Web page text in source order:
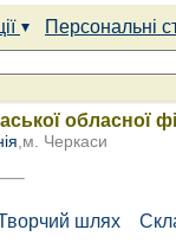
Персональні
обласної
,м. Черкаси
шлях